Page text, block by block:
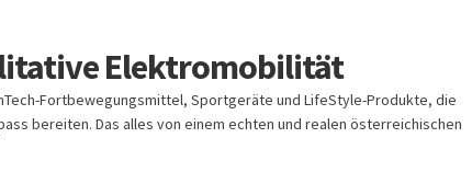
Elektromobilität
Fortbewegungsmittel, Sportgeräte und LifeStyle-Produkte, die
bereiten. Das alles von einem echten und realen österreichischen